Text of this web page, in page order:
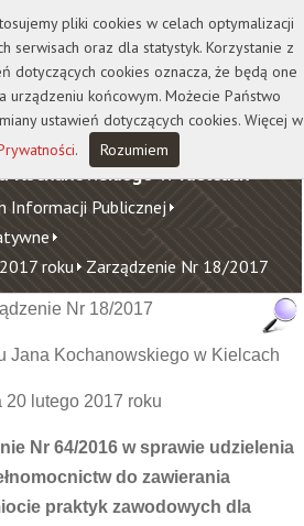
Biblioteka
Wydawnictwo
Kochanowskiego w Kielcach
Informacji Publicznej
roku Zarządzenie Nr 18/2017
Nr 18/2017
Jana Kochanowskiego w Kielcach
20 lutego 2017 roku
Nr 64/2016 w sprawie udzielenia
do zawierania
praktyk zawodowych dla
pliki cookies w celach optymalizacji
serwisach oraz dla statystyk. Korzystanie z
dotyczących cookies oznacza, że będą one
urządzeniu końcowym. Możecie Państwo
ustawień dotyczących cookies. Więcej w
. Rozumiem